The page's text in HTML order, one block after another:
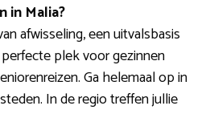
in Malia?
afwisseling, een uitvalsbasis
plek voor gezinnen
Ga helemaal op in
In de regio treffen jullie